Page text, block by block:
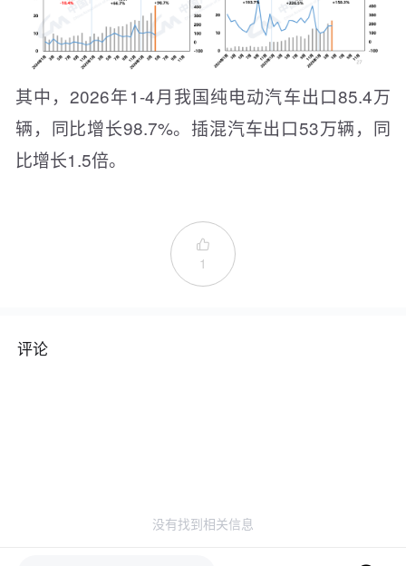
其中，2026年1-4月我国纯电动汽车出口85.4万
辆，同比增长98.7%。插混汽车出口53万辆，同
比增长1.5倍。

1
评论
没有找到相关信息